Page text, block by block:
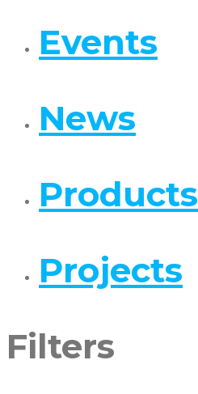
Events
News
Products
Projects
Filters